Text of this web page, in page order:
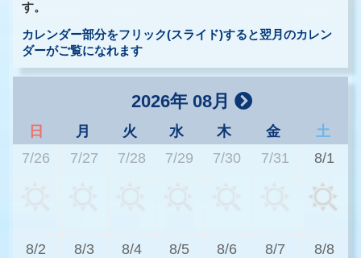
す。
カレンダー部分をフリック(スライド)すると翌月のカレン
ダーがご覧になれます
2026年 08月
日 月 火 水 木 金
土
7/26
7/27 7/28 7/29 7/30 7/31 8/1
8/2 8/3 8/4 8/5 8/6 8/7 8/8